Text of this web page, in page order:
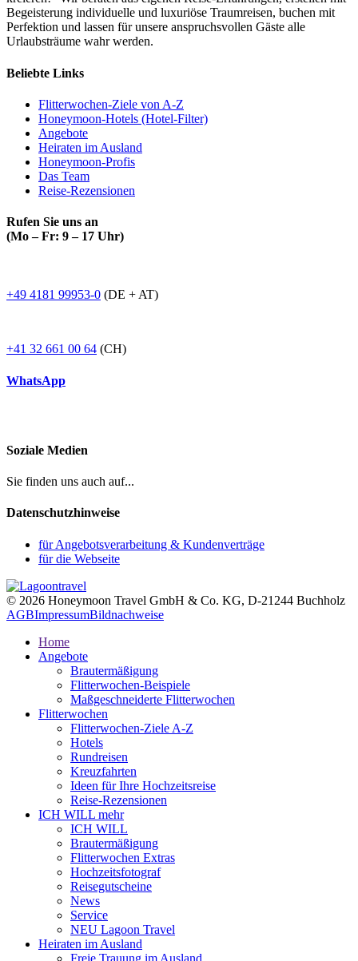
Begeisterung individuelle und luxuriöse Traumreisen, buchen mit
Perfektion und lassen für unsere anspruchsvollen Gäste alle
Urlaubsträume wahr werden.
Beliebte Links
Flitterwochen-Ziele von A-Z
Honeymoon-Hotels (Hotel-Filter)
Angebote
Heiraten im Ausland
Honeymoon-Profis
Das Team
Reise-Rezensionen
Rufen Sie uns an
(Mo – Fr: 9 – 17 Uhr)
+49 4181 99953-0 (DE + AT)
+41 32 661 00 64 (CH)
WhatsApp
Soziale Medien
Sie finden uns auch auf...
Datenschutzhinweise
für Angebotsverarbeitung & Kundenverträge
für die Webseite
© 2026 Honeymoon Travel GmbH & Co. KG, D-21244 Buchholz
AGBImpressumBildnachweise
Home
Angebote
Brautermäßigung
Flitterwochen-Beispiele
Maßgeschneiderte Flitterwochen
Flitterwochen
Flitterwochen-Ziele A-Z
Hotels
Rundreisen
Kreuzfahrten
Ideen für Ihre Hochzeitsreise
Reise-Rezensionen
ICH WILL mehr
ICH WILL
Brautermäßigung
Flitterwochen Extras
Hochzeitsfotograf
Reisegutscheine
News
Service
NEU Lagoon Travel
Heiraten im Ausland
Freie Trauung im Ausland